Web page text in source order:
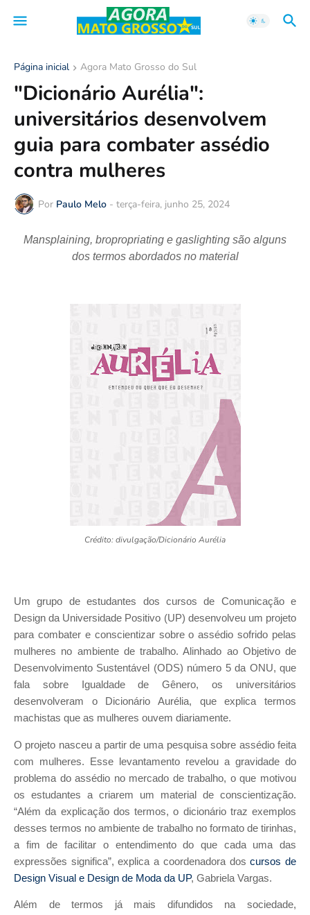
Página inicial Agora Mato Grosso do Sul
"Dicionário Aurélia":
universitários desenvolvem
guia para combater assédio
contra mulheres
Por Paulo Melo - terça-feira, junho 25, 2024
Mansplaining, bropropriating e gaslighting são alguns
dos termos abordados no material
Crédito: divulgação/Dicionário Aurélia
Um grupo de estudantes dos cursos de Comunicação e
Design da Universidade Positivo (UP) desenvolveu um projeto
para combater e conscientizar sobre o assédio sofrido pelas
mulheres no ambiente de trabalho. Alinhado ao Objetivo de
Desenvolvimento Sustentável (ODS) número 5 da ONU, que
fala sobre Igualdade de Gênero, os universitários
desenvolveram o Dicionário Aurélia, que explica termos
machistas que as mulheres ouvem diariamente.
O projeto nasceu a partir de uma pesquisa sobre assédio feita
com mulheres. Esse levantamento revelou a gravidade do
problema do assédio no mercado de trabalho, o que motivou
os estudantes a criarem um material de conscientização.
“Além da explicação dos termos, o dicionário traz exemplos
desses termos no ambiente de trabalho no formato de tirinhas,
a fim de facilitar o entendimento do que cada uma das
expressões significa”, explica a coordenadora doscursos de
Design Visual e Design de Moda da UP, Gabriela Vargas.
Além de termos já mais difundidos na sociedade,